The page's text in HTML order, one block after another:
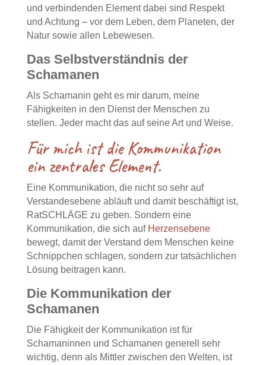
und verbindenden Element dabei sind Respekt
und Achtung – vor dem Leben, dem Planeten, der
Natur sowie allen Lebewesen.
Das Selbstverständnis der
Schamanen
Als Schamanin geht es mir darum, meine
Fähigkeiten in den Dienst der Menschen zu
stellen. Jeder macht das auf seine Art und Weise.
Für mich ist die Kommunikation
ein zentrales Element.
Eine Kommunikation, die nicht so sehr auf
Verstandesebene abläuft und damit beschäftigt ist,
RatSCHLÄGE zu geben. Sondern eine
Kommunikation, die sich auf Herzensebene
bewegt, damit der Verstand dem Menschen keine
Schnippchen schlagen, sondern zur tatsächlichen
Lösung beitragen kann.
Die Kommunikation der
Schamanen
Die Fähigkeit der Kommunikation ist für
Schamaninnen und Schamanen generell sehr
wichtig, denn als Mittler zwischen den Welten, ist